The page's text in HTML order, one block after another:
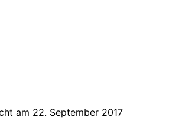
am 22. September 2017